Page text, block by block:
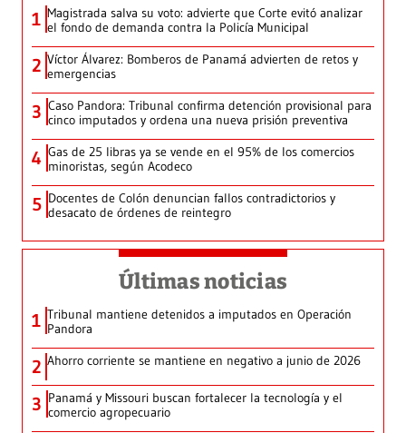
1 Magistrada salva su voto: advierte que Corte evitó analizar
el fondo de demanda contra la Policía Municipal
2 Víctor Álvarez: Bomberos de Panamá advierten de retos y
emergencias
3 Caso Pandora: Tribunal confirma detención provisional para
cinco imputados y ordena una nueva prisión preventiva
4 Gas de 25 libras ya se vende en el 95% de los comercios
minoristas, según Acodeco
5 Docentes de Colón denuncian fallos contradictorios y
desacato de órdenes de reintegro
Últimas noticias
1 Tribunal mantiene detenidos a imputados en Operación
Pandora
2 Ahorro corriente se mantiene en negativo a junio de 2026
3 Panamá y Missouri buscan fortalecer la tecnología y el
comercio agropecuario